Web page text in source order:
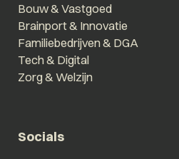
Bouw & Vastgoed
Brainport & Innovatie
Familiebedrijven & DGA
Tech & Digital
Zorg & Welzijn
Socials